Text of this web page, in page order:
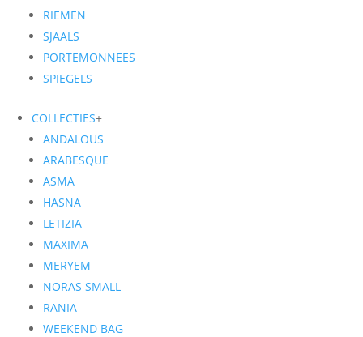
RIEMEN
SJAALS
PORTEMONNEES
SPIEGELS
COLLECTIES+
ANDALOUS
ARABESQUE
ASMA
HASNA
LETIZIA
MAXIMA
MERYEM
NORAS SMALL
RANIA
WEEKEND BAG